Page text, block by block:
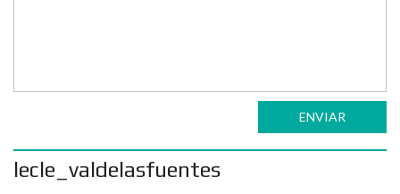
ENVIAR
lecle_valdelasfuentes